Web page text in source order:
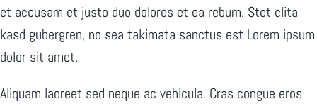
et accusam et justo duo dolores et ea rebum. Stet clita
kasd gubergren, no sea takimata sanctus est Lorem ipsum
dolor sit amet.
Aliquam laoreet sed neque ac vehicula. Cras congue eros